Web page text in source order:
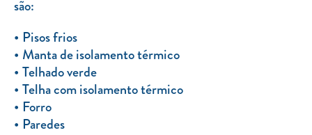
são:
Pisos frios
Manta de isolamento térmico
Telhado verde
Telha com isolamento térmico
Forro
Paredes